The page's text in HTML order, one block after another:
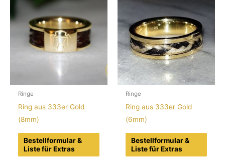
Ringe
Ring aus 333er Gold
(8mm)
Bestellformular &
Liste für Extras
Ringe
Ring aus 333er Gold
(6mm)
Bestellformular &
Liste für Extras